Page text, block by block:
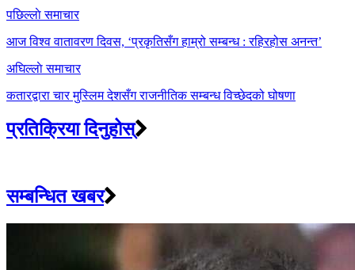
Post
navigation
पछिल्लाे समाचार
आज विश्व वातावरण दिवस, ‘प्रकृतिसँग हाम्रो सम्बन्ध : रहिरहोस अनन्त’
अघिल्लाे समाचार
कतारद्वारा चार मुस्लिम देशसँग राजनीतिक सम्बन्ध विच्छेदको घोषणा
प्रतिक्रिया दिनुहोस्
सम्बन्धित खबर